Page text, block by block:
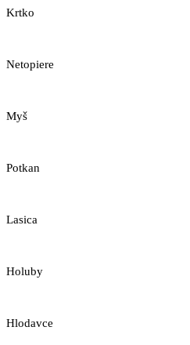
Krtko
Netopiere
Myš
Potkan
Lasica
Holuby
Hlodavce